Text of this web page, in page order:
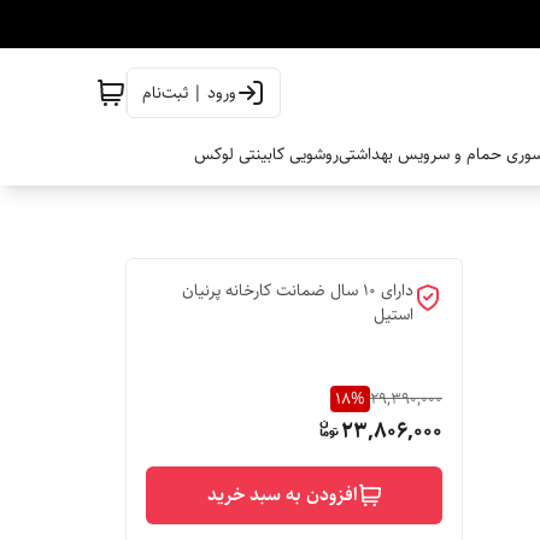
ورود | ثبت‌نام
حمام و سرویس بهداشتیروشویی کابینتی لوکس
دارای 10 سال ضمانت کارخانه پرنیان
استیل
29,390,000
18%
23,806,000
افزودن به سبد خرید